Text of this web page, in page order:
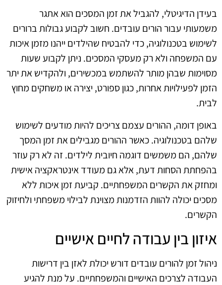
בעידן הדיגיטלי, להגביל את זמן המסכים הוא אתגר
משמעותי עבור הורים עובדים. חשוב לקבוע גבולות ברורים
לשימוש בטכנולוגיה, כדי להבטיח שהילדים ייהנו מזמן איכות
עם המשפחה ולא רק מעסקי המסכים. ניתן לקבוע שעות
מסוימות שבהן מותר להשתמש במכשירים, ולהקדיש את יתר
הזמן לפעילויות אחרות, כגון ספורט, יצירה או משחקים מחוץ
לבית.
באופן דומה, ההורים עצמם צריכים להיות מודעים לשימוש
שלהם בטכנולוגיה. כאשר ההורים מגבילים את זמן המסך
שלהם, הם משמשים דוגמה חיובית לילדים. זה לא רק עוזר
בהפחתת הסחות דעת, אלא גם מעודד אינטראקציה אישית
ומחזק את הקשרים המשפחתיים. קביעת זמן איכות ללא
מסכים יכולה להוות הזדמנות מצוינת לבילוי משפחתי ולחיזוק
הקשרים.
איזון בין עבודה לחיים אישיים
ניהול זמן להורים עובדים דורש יכולת לאזן בין דרישות
העבודה לצרכים האישיים והמשפחתיים. על מנת להגיע